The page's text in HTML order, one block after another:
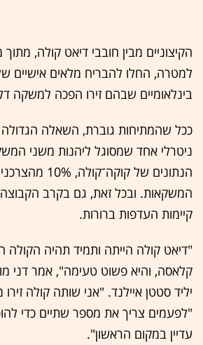
הקיצוניים מבין חובבי דיאט קולה,
למטרה, החלו להבריח מלאים אישיים
בינלאומיים שבהם זירו הפכה למשקה
ככל שהמתיחות גוברת, השאלה
ניטרלי אחד שמסוגל ליהנות משני
הנתונים של
המשקאות. ובכל זאת, גם בקרב הקבוצה
קיימות העדפות ברורות.
"דיאט קולה הייתה ותמיד תהיה הקולה
קלאסה, והיא פשוט טעימה", אמר דני
יליד סטטן איילנד. "אני שותה קולה
"לפעמים צריך את מספר שתיים כדי
עדיין במקום הראשון".